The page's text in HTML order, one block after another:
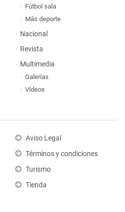
Fútbol sala
Más deporte
Nacional
Revista
Multimedia
Galerías
Vídeos
Aviso Legal
Términos y condiciones
Turismo
Tienda